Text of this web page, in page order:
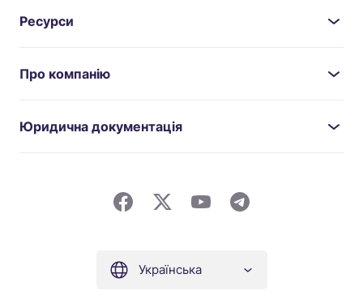
Ресурси
Про компанію
Юридична документація
Українська